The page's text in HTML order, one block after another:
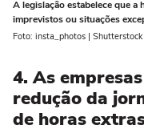
A legislação estabelece que
imprevistos ou situações
Foto: insta_photos |
4. As
redução da
de horas